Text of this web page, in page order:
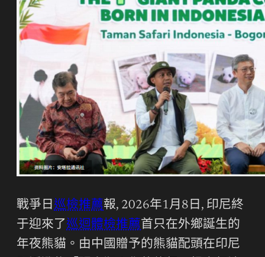
戰爭日 巡檢推薦報, 2026年1月8日, 印尼終
于迎來了 巡迴體檢推薦 首只在外鄉誕生的
年夜熊貓。由中國贈予的熊貓配頭在印尼